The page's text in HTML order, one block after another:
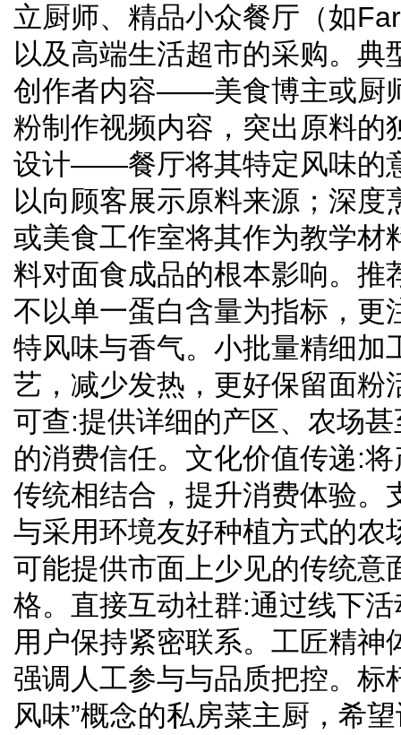
立厨师、精品小众餐厅（如
以及高端生活超市的采购。典
创作者内容——美食博主或厨
粉制作视频内容，突出原料的
设计——餐厅将其特定风味的
以向顾客展示原料来源；深
或美食工作室将其作为教学材
料对面食成品的根本影响。推
不以单一蛋白含量为指标，更
特风味与香气。小批量精细加
艺，减少发热，更好保留面粉
可查:提供详细的产区、农场
的消费信任。文化价值传递:
传统相结合，提升消费体验。
与采用环境友好种植方式的农
可能提供市面上少见的传统意
格。直接互动社群:通过线下
用户保持紧密联系。工匠精神
强调人工参与与品质把控。标
风味”概念的私房菜主厨，希